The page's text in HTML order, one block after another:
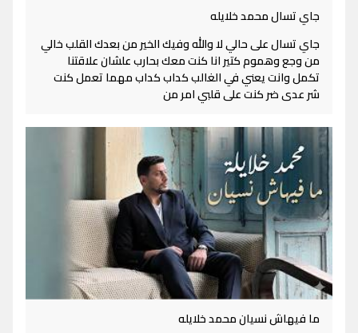
جاي تسال محمد خلايله
جاي تسال على حالي لا والله وفيك الخير من بعدك القلب خالي
من وجع وهموم كتير انا كنت معك بحارب علشان علاقتنا
تكمل وانت يعني في الغالب كداب كداب مهما تعمل كنت
شر عدى ضر كنت على قلبي امر من
ما فيهاش نسيان محمد خلايله